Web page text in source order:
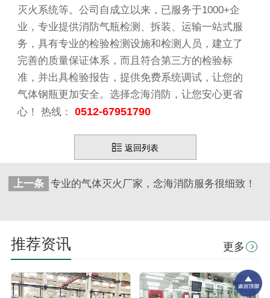
灭火系统等。公司自成立以来，已服务于1000+企
业，专业提供消防气瓶检测、拆装、运输一站式服
务，具有专业的检验检测设施和检测人员，建立了
完善的质量保证体系，而且符合第三方的检验标
准，并出具检验报告，提供免费系统调试，让您的
气体钢瓶更加安全。选择念海消防，让您安心更省
心！
热线： 0512-67951790
返回列表
上一条 专业的气体灭火厂家，念海消防服务很细致！
推荐资讯 更多